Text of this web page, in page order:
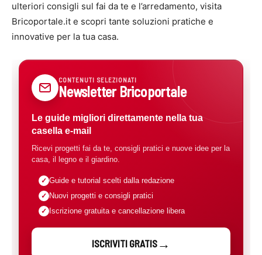
ulteriori consigli sul fai da te e l’arredamento, visita
Bricoportale.it e scopri tante soluzioni pratiche e
innovative per la tua casa.
CONTENUTI SELEZIONATI
Newsletter Bricoportale
Le guide migliori direttamente nella tua
casella e-mail
Ricevi progetti fai da te, consigli pratici e nuove idee per la
casa, il legno e il giardino.
Guide e tutorial scelti dalla redazione
Nuovi progetti e consigli pratici
Iscrizione gratuita e cancellazione libera
ISCRIVITI GRATIS